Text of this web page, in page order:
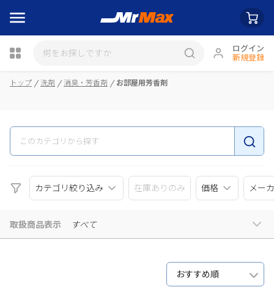
ログイン
新規登録
瓶詰
トップ 洗剤 消臭・芳香剤 お部屋用芳香剤
カテゴリ絞り込み 在庫ありのみ 価格 メー
取扱商品表示 すべて
おすすめ順